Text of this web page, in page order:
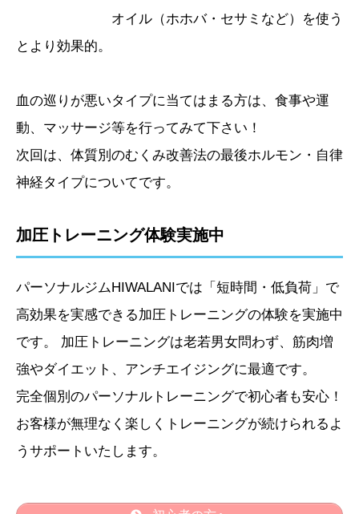
オイル（ホホバ・セサミなど）を使う
とより効果的。
血の巡りが悪いタイプに当てはまる方は、食事や運
動、マッサージ等を行ってみて下さい！
次回は、体質別のむくみ改善法の最後ホルモン・自律
神経タイプについてです。
加圧トレーニング体験実施中
パーソナルジムHIWALANIでは「短時間・低負荷」で
高効果を実感できる加圧トレーニングの体験を実施中
です。 加圧トレーニングは老若男女問わず、筋肉増
強やダイエット、アンチエイジングに最適です。
完全個別のパーソナルトレーニングで初心者も安心！
お客様が無理なく楽しくトレーニングが続けられるよ
うサポートいたします。